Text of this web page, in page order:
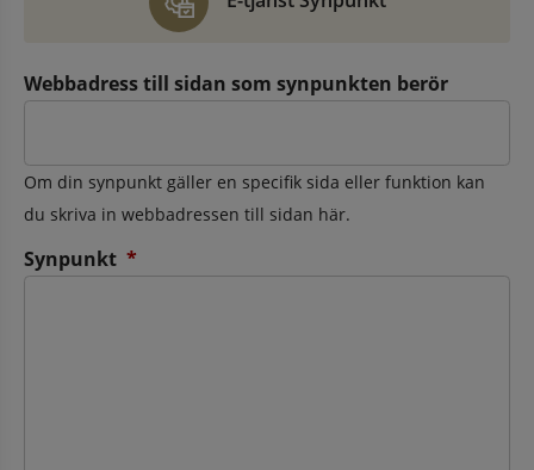
Webbadress till sidan som synpunkten berör
Om din synpunkt gäller en specifik sida eller funktion kan
du skriva in webbadressen till sidan här.
Synpunkt *